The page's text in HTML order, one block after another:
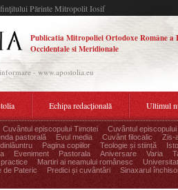
Părinte Mitropolit Iosif
Publicatia Mitropoliei Ortodoxe Române a
Occidentale si Meridionale
- www.apostolia.eu
Echipa redacțională Ultimul
Cuvântul episcopului Timotei
Cuvântul episcopului
pastorală Evul media Cuvânt filocalic
Zis-
Pagina copiilor Teologie și stiință
Eveniment Pastorala Aniversare Varia
Martiri ai neamului românesc
de Pateric Predici și cuvântări
Sinaxarul